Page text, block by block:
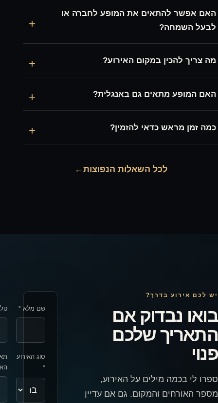
האם אפשר להתאים את המופע לחברה או
לבעל השמחה?
+
מה צריך להכין במקום האירוע? +
האם המופע מתאים גם באנגלית? +
כמה זמן מראש כדאי להזמין? +
לכל השאלות הנפוצות←
יש לכם אירוע בדרך?
בואו נבדוק אם
התאריך שלכם
פנוי
ספרו לי בכמה מילים על האירוע,
מספר האורחים והמקום. גם אם עדיין
שם מלא *
סוג האירוע
*